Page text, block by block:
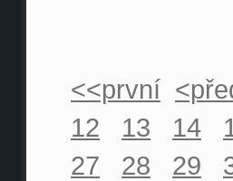
<<první
12
13 14
27
28 29